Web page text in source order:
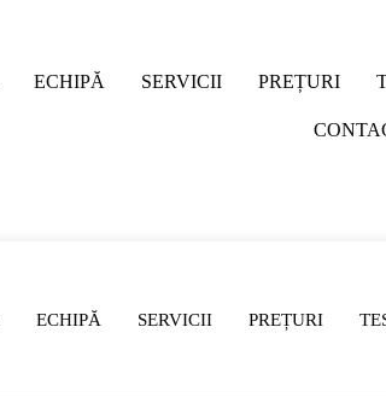
ECHIPĂ SERVICII PREȚURI
ECHIPĂ SERVICII PREȚURI